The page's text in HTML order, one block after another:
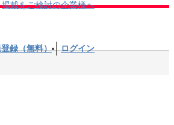
掲載をご検討の企業様へ
録（無料） ログイン